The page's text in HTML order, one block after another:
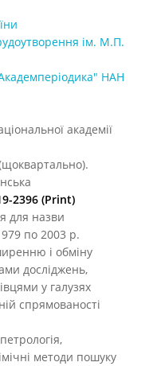
рудоутворення ім. М.П.
НАН
академії
2396 (Print)
для назви
по 2003 р.
і обміну
досліджень,
у галузях
спрямованості
методи пошуку